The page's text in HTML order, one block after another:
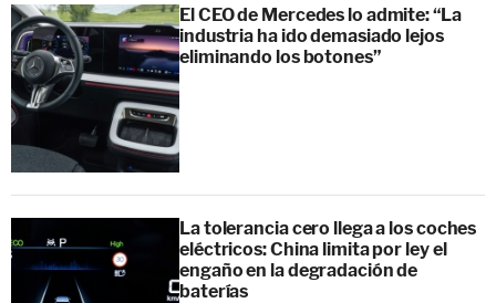
El CEO de Mercedes lo admite: “La
industria ha ido demasiado lejos
eliminando los botones”
La tolerancia cero llega a los coches
eléctricos: China limita por ley el
engaño en la degradación de
baterías